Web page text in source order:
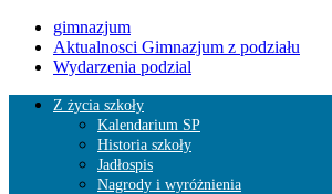
gimnazjum
Aktualnosci Gimnazjum z podziału
Wydarzenia podzial
Z życia szkoły
Kalendarium SP
Historia szkoły
Jadłospis
Nagrody i wyróżnienia